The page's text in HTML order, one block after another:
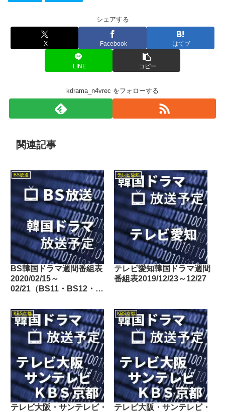
シェアする
X Facebook はてブ
LINE コピー
kdrama_n4vrec をフォローする
関連記事
BS放送
BS韓国ドラマ週間番組表
2020/02/15～
02/21（BS11・BS12・
テレビ愛知
テレビ愛知韓国ドラマ週間
番組表2019/12/23～12/27
KBS京都
テレビ大阪・サンテレビ・
KBS京都
テレビ大阪・サンテレビ・